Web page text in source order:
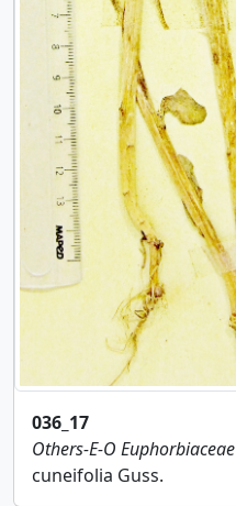
036_17
Others-E-O Euphorbiaceae
cuneifolia Guss.